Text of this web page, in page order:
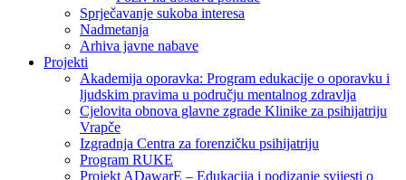
Sprječavanje sukoba interesa
Nadmetanja
Arhiva javne nabave
Projekti
Akademija oporavka: Program edukacije o oporavku i
ljudskim pravima u području mentalnog zdravlja
Cjelovita obnova glavne zgrade Klinike za psihijatriju
Vrapče
Izgradnja Centra za forenzičku psihijatriju
Program RUKE
Projekt ADawarE – Edukacija i podizanje svijesti o